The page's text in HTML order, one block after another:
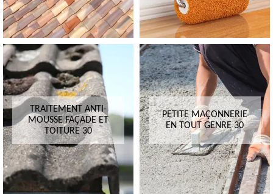
TRAITEMENT ANTI-
MOUSSE FAÇADE ET
TOITURE 30
PETITE MAÇONNERIE
EN TOUT GENRE 30